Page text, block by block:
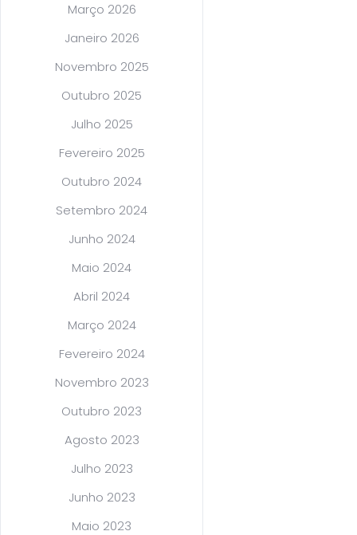
Março 2026
Janeiro 2026
Novembro 2025
Outubro 2025
Julho 2025
Fevereiro 2025
Outubro 2024
Setembro 2024
Junho 2024
Maio 2024
Abril 2024
Março 2024
Fevereiro 2024
Novembro 2023
Outubro 2023
Agosto 2023
Julho 2023
Junho 2023
Maio 2023